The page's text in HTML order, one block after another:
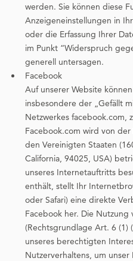
werden. Sie können diese
Anzeigeneinstellungen in
oder die Erfassung Ihrer
im Punkt “Widerspruch
generell untersagen.
Facebook
Auf unserer Website
insbesondere der „Gefällt
Netzwerkes facebook.com,
Facebook.com wird von
den Vereinigten Staaten
California, 94025, USA)
unseres Internetauftritts
enthält, stellt Ihr
oder Safari) eine direkte
Facebook her. Die Nutzung
(Rechtsgrundlage Art. 6 (1)
unseres berechtigten
Nutzerverhaltens, um